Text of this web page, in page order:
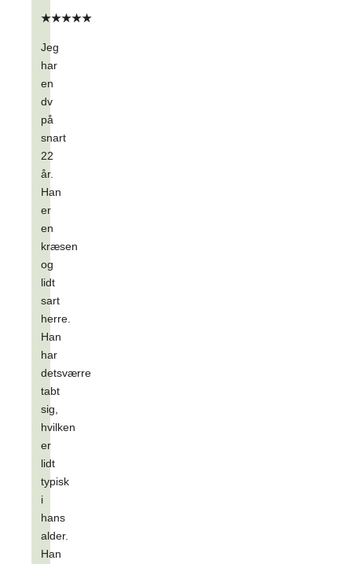
★★★★★
Jeg
har
en
dv
på
snart
22
år.
Han
er
en
kræsen
og
lidt
sart
herre.
Han
har
detsværre
tabt
sig,
hvilken
er
lidt
typisk
i
hans
alder.
Han